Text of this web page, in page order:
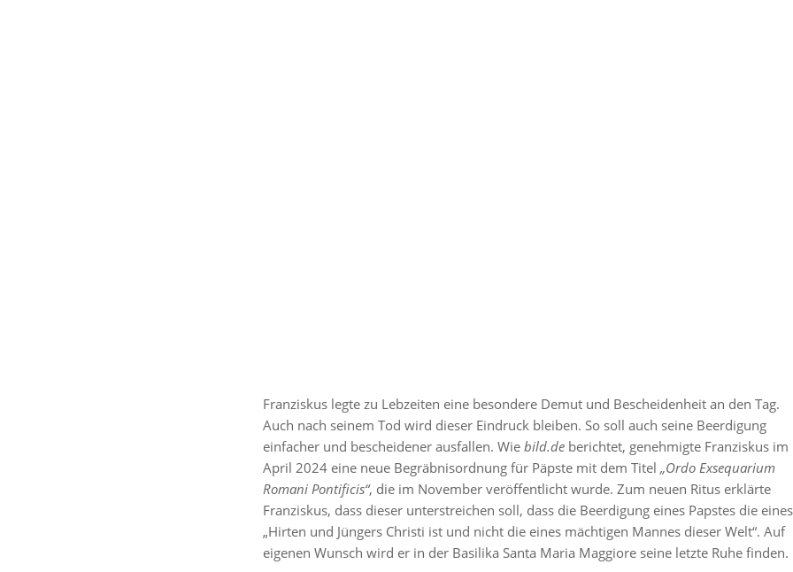
Franziskus legte zu Lebzeiten eine besondere Demut und Bescheidenheit an den Tag.
Auch nach seinem Tod wird dieser Eindruck bleiben. So soll auch seine Beerdigung
einfacher und bescheidener ausfallen. Wie bild.de berichtet, genehmigte Franziskus im
April 2024 eine neue Begräbnisordnung für Päpste mit dem Titel „Ordo Exsequarium
Romani Pontificis“, die im November veröffentlicht wurde. Zum neuen Ritus erklärte
Franziskus, dass dieser unterstreichen soll, dass die Beerdigung eines Papstes die eines
„Hirten und Jüngers Christi ist und nicht die eines mächtigen Mannes dieser Welt“. Auf
eigenen Wunsch wird er in der Basilika Santa Maria Maggiore seine letzte Ruhe finden.